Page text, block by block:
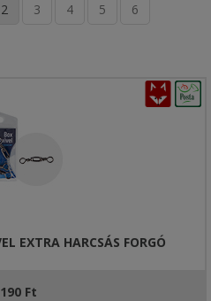
2 3 4 5
6
EXTRA HARCSÁS FORGÓ
Ft